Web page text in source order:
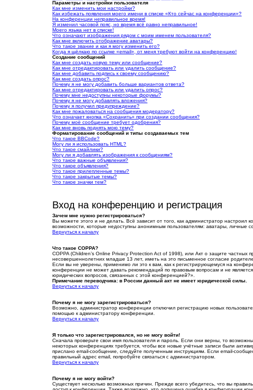
Параметры и настройки пользователя
Как мне изменить мои настройки?
Как избежать появления моего имени в списке «Кто сейчас на конференции»?
На конференции неправильное время!
Я изменил часовой пояс, но время всё равно неправильное!
Моего языка нет в списке!
Что означают изображения рядом с моим именем пользователя?
Как мне включить отображение аватары?
Что такое звание и как я могу изменить его?
Когда я щёлкаю по ссылке «email», от меня требуют войти на конференцию!
Создание сообщений
Как мне создать новую тему или сообщение?
Как мне отредактировать или удалить сообщение?
Как мне добавить подпись к своему сообщению?
Как мне создать опрос?
Почему я не могу добавить больше вариантов ответа?
Как мне отредактировать или удалить опрос?
Почему мне недоступны некоторые форумы?
Почему я не могу добавлять вложения?
Почему я получил предупреждение?
Как мне пожаловаться на сообщения модератору?
Что означает кнопка «Сохранить» при создании сообщения?
Почему моё сообщение требует одобрения?
Как мне вновь поднять мою тему?
Форматирование сообщений и типы создаваемых тем
Что такое BBCode?
Могу ли я использовать HTML?
Что такое смайлики?
Могу ли я добавлять изображения к сообщениям?
Что такое важные объявления?
Что такое объявления?
Что такое прилепленные темы?
Что такое закрытые темы?
Что такое значки тем?
Вход на конференцию и регистрация
Зачем мне нужно регистрироваться?
Вы можете этого и не делать. Всё зависит от того, как администратор
возможности, которые недоступны анонимным пользователям: аватары, личные
Вернуться к началу
Что такое COPPA?
COPPA (Children’s Online Privacy Protection Act of 1998), или Акт о защите
несовершеннолетних младше 13 лет, иметь на это письменное согласие
Если вы не уверены, применимо ли это к вам, как к регистрирующемуся на
конференции не может давать рекомендаций по правовым вопросам и не
юридических вопросов, связанных с этой конференцией?».
Примечание переводчика: в России данный акт не имеет юридической силы.
Вернуться к началу
Почему я не могу зарегистрироваться?
Возможно, администратор конференции отключил регистрацию новых
помощью к администратору конференции.
Вернуться к началу
Я только что зарегистрировался, но не могу войти!
Сначала проверьте свои имя пользователя и пароль. Если они верны, то
некоторых конференциях требуется, чтобы все новые учётные записи были
прислано email-сообщение, следуйте полученным инструкциям. Если email-
правильный адрес email, попробуйте связаться с администратором.
Вернуться к началу
Почему я не могу войти?
Существует несколько возможных причин. Прежде всего убедитесь, что вы